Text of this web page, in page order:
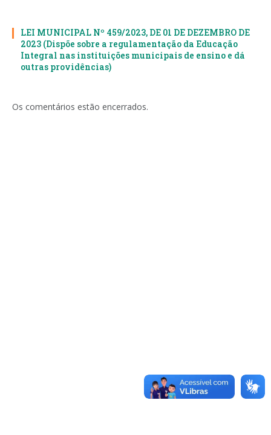
LEI MUNICIPAL Nº 459/2023, DE 01 DE DEZEMBRO DE
2023 (Dispõe sobre a regulamentação da Educação
Integral nas instituições municipais de ensino e dá
outras providências)
Os comentários estão encerrados.